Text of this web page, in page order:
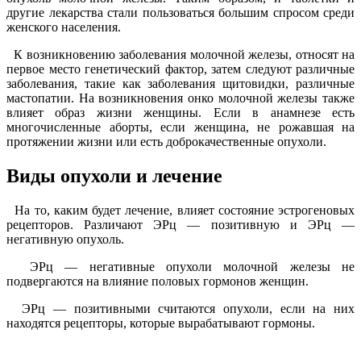
другие лекарства стали пользоваться большим спросом среди
женского населения.
К возникновению заболевания молочной железы, относят на
первое место генетический фактор, затем следуют различные
заболевания, такие как заболевания щитовидки, различные
мастопатии. На возникновения онко молочной железы также
влияет образ жизни женщины. Если в анамнезе есть
многочисленные аборты, если женщина, не рожавшая на
протяжении жизни или есть доброкачественные опухоли.
Виды опухоли и лечение
На то, каким будет лечение, влияет состояние эстрогеновых
рецепторов. Различают ЭРц — позитивную и ЭРц —
негативную опухоль.
ЭРц — негативные опухоли молочной железы не
подвергаются на влияние половых гормонов женщин.
ЭРц — позитивными считаются опухоли, если на них
находятся рецепторы, которые вырабатывают гормоны.